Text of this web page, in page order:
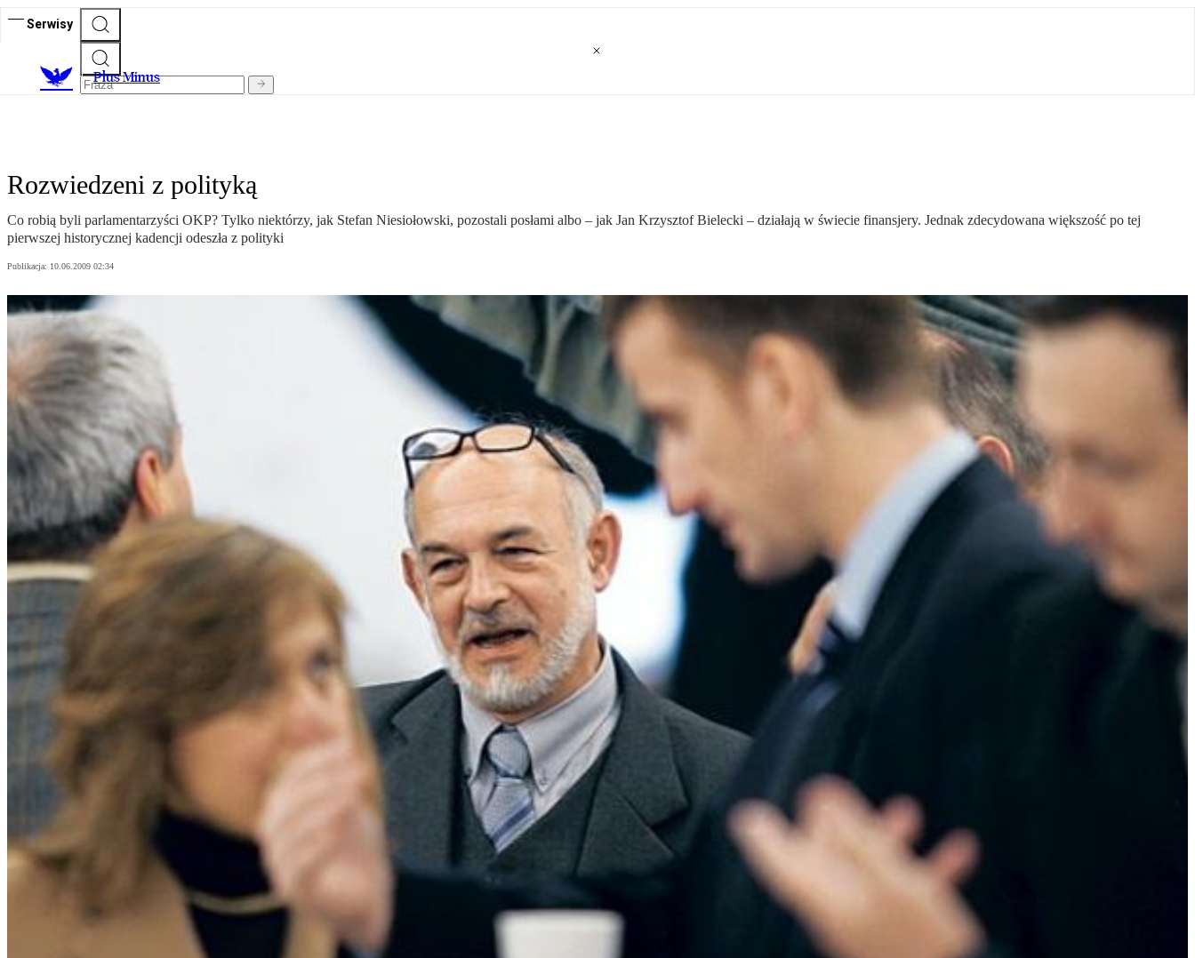
Serwisy
Plus Minus
Rozwiedzeni z polityką
Co robią byli parlamentarzyści OKP? Tylko niektórzy, jak Stefan Niesiołowski, pozostali posłami albo – jak Jan Krzysztof Bielecki – działają w świecie finansjery. Jednak zdecydowana większość po tej
pierwszej historycznej kadencji odeszła z polityki
Publikacja: 10.06.2009 02:34